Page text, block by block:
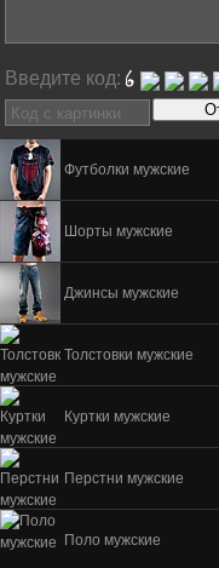
Футболки мужские
Шорты мужские
Джинсы мужские
Толстовки мужские
Куртки мужские
Перстни мужские
Поло мужские
Введите код: